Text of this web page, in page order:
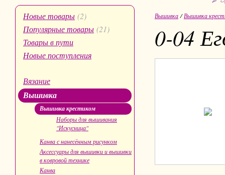
Новые товары (2)
Популярные товары (21)
Товары в пути
Новые поступления
Вязание
Вышивка
Вышивка крестиком
Наборы для вышивания
"Искусница"
Канва с нанесённым рисунком
Аксессуары для вышивки и вышивки
в ковровой технике
Канва
Вышивка /Вышивка
0-04